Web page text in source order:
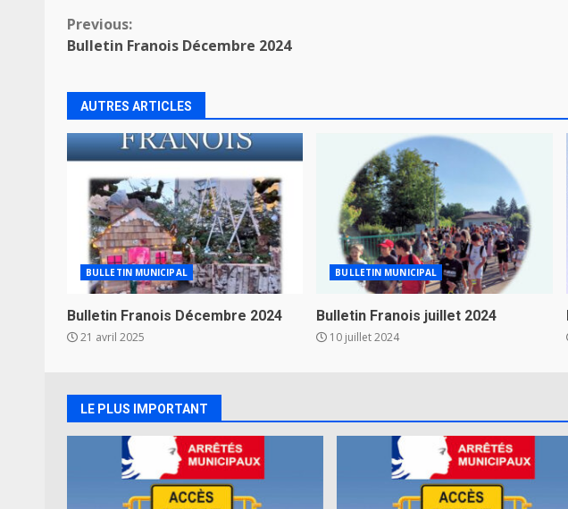
Continue
Previous:
Bulletin Franois Décembre 2024
AUTRES ARTICLES
BULLETIN MUNICIPAL
Bulletin Franois Décembre 2024
21 avril 2025
BULLETIN MUNICIPAL
Bulletin Franois juillet 2024
10 juillet 2024
LE PLUS IMPORTANT